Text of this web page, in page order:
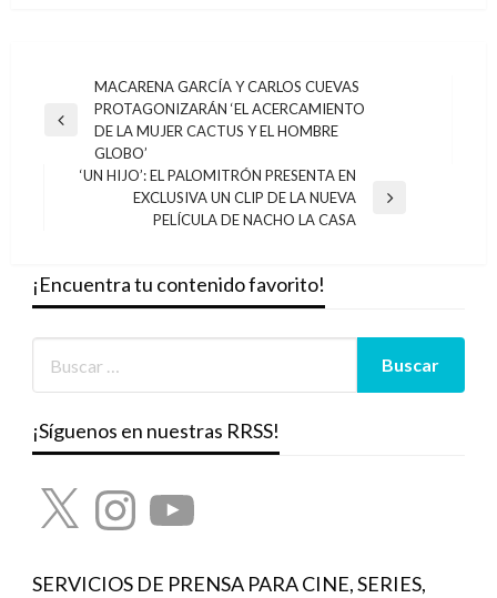
Navegación
de
entradas
Entrada
anterior
MACARENA GARCÍA Y CARLOS CUEVAS
PROTAGONIZARÁN ‘EL ACERCAMIENTO
DE LA MUJER CACTUS Y EL HOMBRE
GLOBO’
‘UN HIJO’: EL PALOMITRÓN PRESENTA EN
EXCLUSIVA UN CLIP DE LA NUEVA
PELÍCULA DE NACHO LA CASA
¡Encuentra tu contenido favorito!
¡Síguenos en nuestras RRSS!
X InstagramYouTube
SERVICIOS DE PRENSA PARA CINE, SERIES,